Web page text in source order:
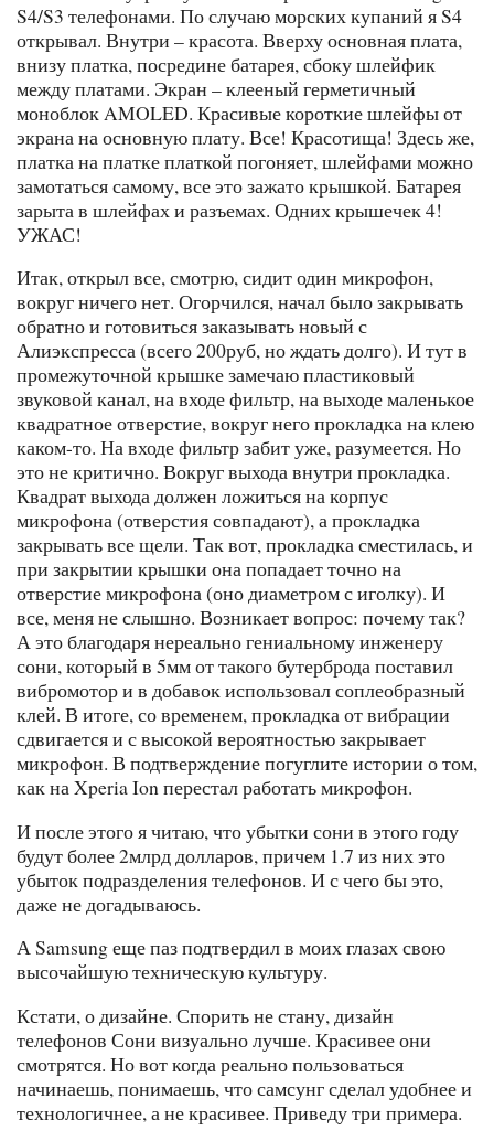
S4/S3 телефонами. По случаю морских купаний я S4
открывал. Внутри – красота. Вверху основная плата,
внизу платка, посредине батарея, сбоку шлейфик
между платами. Экран – клееный герметичный
моноблок AMOLED. Красивые короткие шлейфы от
экрана на основную плату. Все! Красотища! Здесь же,
платка на платке платкой погоняет, шлейфами можно
замотаться самому, все это зажато крышкой. Батарея
зарыта в шлейфах и разъемах. Одних крышечек 4!
УЖАС!
Итак, открыл все, смотрю, сидит один микрофон,
вокруг ничего нет. Огорчился, начал было закрывать
обратно и готовиться заказывать новый с
Алиэкспресса (всего 200руб, но ждать долго). И тут в
промежуточной крышке замечаю пластиковый
звуковой канал, на входе фильтр, на выходе маленькое
квадратное отверстие, вокруг него прокладка на клею
каком-то. На входе фильтр забит уже, разумеется. Но
это не критично. Вокруг выхода внутри прокладка.
Квадрат выхода должен ложиться на корпус
микрофона (отверстия совпадают), а прокладка
закрывать все щели. Так вот, прокладка сместилась, и
при закрытии крышки она попадает точно на
отверстие микрофона (оно диаметром с иголку). И
все, меня не слышно. Возникает вопрос: почему так?
А это благодаря нереально гениальному инженеру
сони, который в 5мм от такого бутерброда поставил
вибромотор и в добавок использовал соплеобразный
клей. В итоге, со временем, прокладка от вибрации
сдвигается и с высокой вероятностью закрывает
микрофон. В подтверждение погуглите истории о том,
как на Xperia Ion перестал работать микрофон.
И после этого я читаю, что убытки сони в этого году
будут более 2млрд долларов, причем 1.7 из них это
убыток подразделения телефонов. И с чего бы это,
даже не догадываюсь.
А Samsung еще паз подтвердил в моих глазах свою
высочайшую техническую культуру.
Кстати, о дизайне. Спорить не стану, дизайн
телефонов Сони визуально лучше. Красивее они
смотрятся. Но вот когда реально пользоваться
начинаешь, понимаешь, что самсунг сделал удобнее и
технологичнее, а не красивее. Приведу три примера.